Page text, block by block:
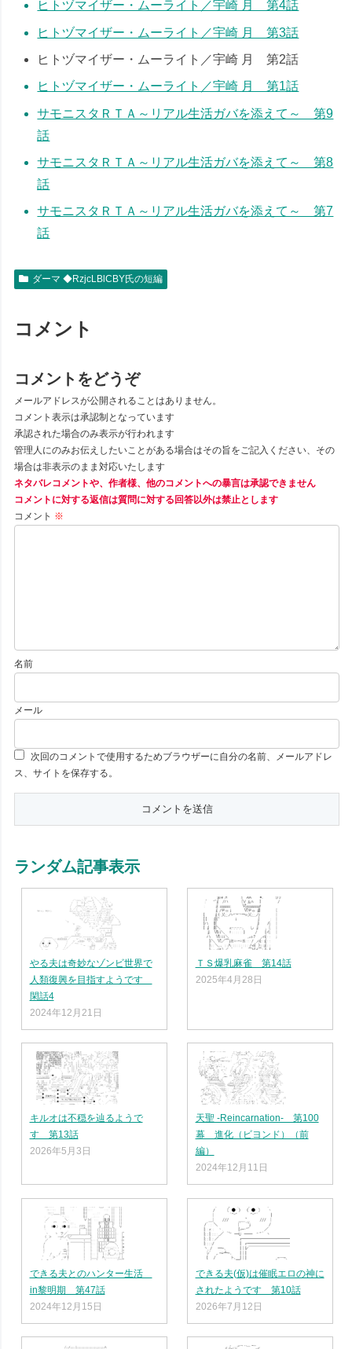
ヒトヅマイザー・ムーライト／宇崎 月 第3話
ヒトヅマイザー・ムーライト／宇崎 月 第4話
ヒトヅマイザー・ムーライト／宇崎 月 第2話
ヒトヅマイザー・ムーライト／宇崎 月 第1話
サモニスタＲＴＡ～リアル生活ガバを添えて～ 第9
話
サモニスタＲＴＡ～リアル生活ガバを添えて～ 第8
話
サモニスタＲＴＡ～リアル生活ガバを添えて～ 第7
話
ダーマ ◆RzjcLBlCBY氏の短編
コメント
コメントをどうぞ
メールアドレスが公開されることはありません。
コメント表示は承認制となっています
承認された場合のみ表示が行われます
管理人にのみお伝えしたいことがある場合はその旨をご記入ください、その
場合は非表示のまま対応いたします
ネタバレコメントや、作者様、他のコメントへの暴言は承認できません
コメントに対する返信は質問に対する回答以外は禁止とします
コメント ※
名前
メール
次回のコメントで使用するためブラウザーに自分の名前、メールアドレ
ス、サイトを保存する。
ランダム記事表示
やる夫は奇妙なゾンビ世界で
人類復興を目指すようです
閑話4
2024年12月21日
ＴＳ爆乳麻雀 第14話
2025年4月28日
キルオは不穏を辿るようで
す 第13話
2026年5月3日
天聖 -Reincarnation- 第100
幕 進化（ビヨンド）（前
編）
2024年12月11日
できる夫とのハンター生活
in黎明期 第47話
2024年12月15日
できる夫(仮)は催眠エロの神に
されたようです 第10話
2026年7月12日